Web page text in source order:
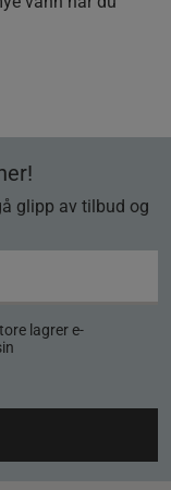
glipp av tilbud og
lagrer e-